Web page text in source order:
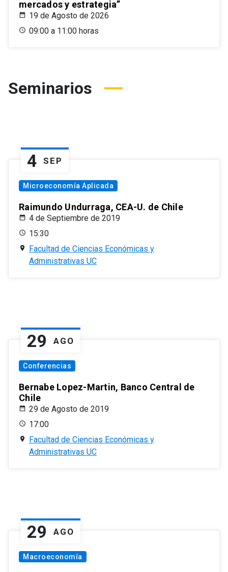
mercados y estrategia”
19 de Agosto de 2026
09:00 a 11:00 horas
Seminarios
4 SEP
Microeconomía Aplicada
Raimundo Undurraga, CEA-U. de Chile
4 de Septiembre de 2019
15:30
Facultad de Ciencias Económicas y
Administrativas UC
29 AGO
Conferencias
Bernabe Lopez-Martin, Banco Central de
Chile
29 de Agosto de 2019
17:00
Facultad de Ciencias Económicas y
Administrativas UC
29 AGO
Macroeconomía